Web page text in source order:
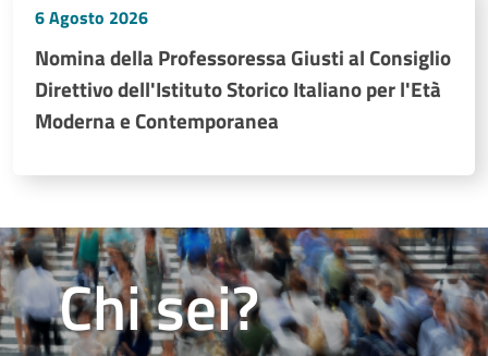
6 Agosto 2026
Nomina della Professoressa Giusti al Consiglio
Direttivo dell'Istituto Storico Italiano per l'Età
Moderna e Contemporanea
Chi sei?